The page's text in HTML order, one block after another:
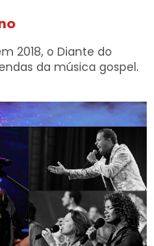
2018, o Diante do
da música gospel.